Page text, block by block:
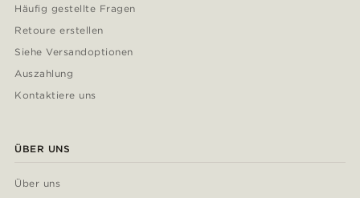
Häufig gestellte Fragen
Retoure erstellen
Siehe Versandoptionen
Auszahlung
Kontaktiere uns
ÜBER UNS
Über uns